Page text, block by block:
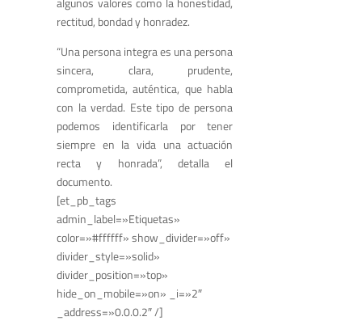
rectitud, bondad y honradez.
“Una persona integra es una persona
sincera, clara, prudente,
comprometida, auténtica, que habla
con la verdad. Este tipo de persona
podemos identificarla por tener
siempre en la vida una actuación
recta y honrada”, detalla el
documento.
[et_pb_tags
admin_label=»Etiquetas»
color=»#ffffff» show_divider=»off»
divider_style=»solid»
divider_position=»top»
hide_on_mobile=»on» _i=»2″
_address=»0.0.0.2″ /]